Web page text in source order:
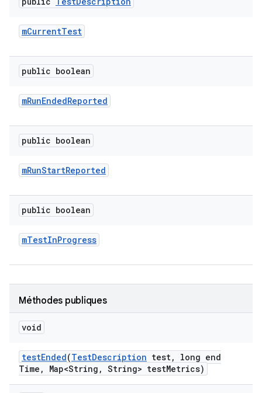
mCurrentTest
public boolean
mRunEndedReported
public boolean
mRunStartReported
public boolean
mTestInProgress
Méthodes publiques
void
testEnded(TestDescription test,
long end
Time , Map<String , String> testMetrics)